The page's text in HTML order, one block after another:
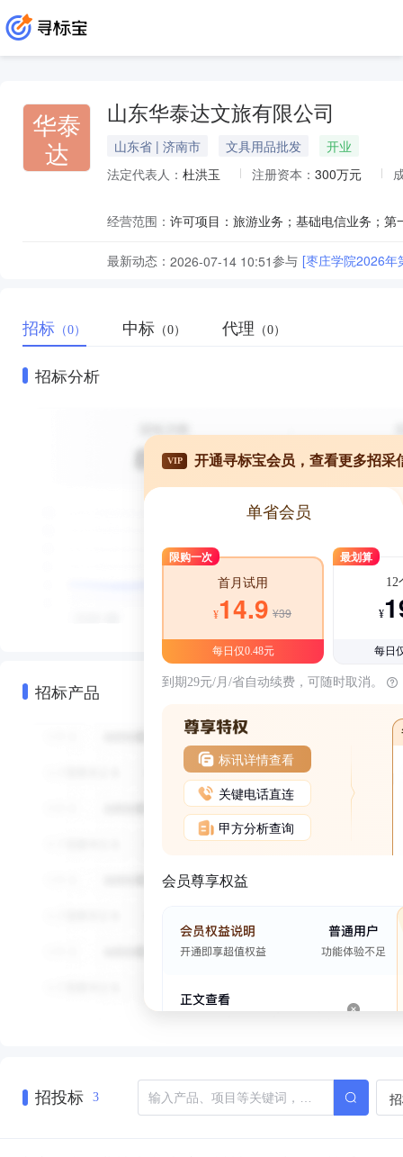
华泰
达
山东华泰达文旅有限公司
山东省 | 济南市 文具用品批发
开业
法定代表人： 杜洪玉 注册资本： 300万元
经营范围：
最新动态： 2026-07-14 10:51参与 [枣庄学院2026年
招标 （0） 中标 （0） 代理 （0）
招标分析
招标产品
VIP 开通寻标宝会员，查看更多招采
单省会员
限购一次
首月试用
¥14.9 ¥39
每日仅0.48元
最划算
12
¥
每日
到期29元/月/省自动续费，可随时取消。
标讯详情查看
关键电话直连
甲方分析查询
会员尊享权益
招投标 3